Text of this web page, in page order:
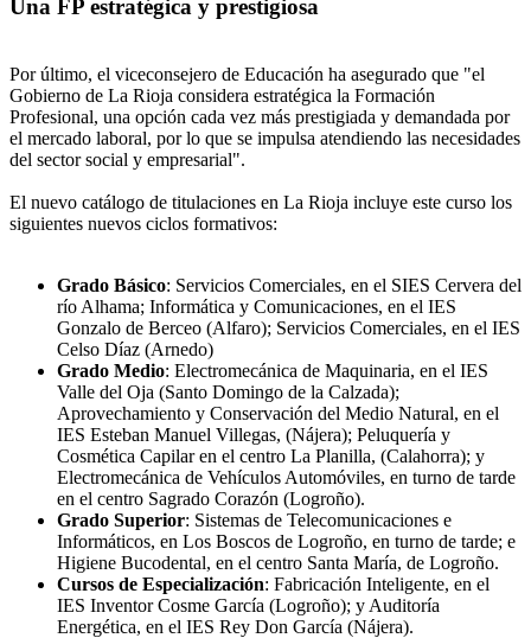
Una FP estratégica y prestigiosa
Por último, el viceconsejero de Educación ha asegurado que "el
Gobierno de La Rioja considera estratégica la Formación
Profesional, una opción cada vez más prestigiada y demandada por
el mercado laboral, por lo que se impulsa atendiendo las necesidades
del sector social y empresarial".
El nuevo catálogo de titulaciones en La Rioja incluye este curso los
siguientes nuevos ciclos formativos:
Grado Básico: Servicios Comerciales, en el SIES Cervera del
río Alhama; Informática y Comunicaciones, en el IES
Gonzalo de Berceo (Alfaro); Servicios Comerciales, en el IES
Celso Díaz (Arnedo)
Grado Medio: Electromecánica de Maquinaria, en el IES
Valle del Oja (Santo Domingo de la Calzada);
Aprovechamiento y Conservación del Medio Natural, en el
IES Esteban Manuel Villegas, (Nájera); Peluquería y
Cosmética Capilar en el centro La Planilla, (Calahorra); y
Electromecánica de Vehículos Automóviles, en turno de tarde
en el centro Sagrado Corazón (Logroño).
Grado Superior: Sistemas de Telecomunicaciones e
Informáticos, en Los Boscos de Logroño, en turno de tarde; e
Higiene Bucodental, en el centro Santa María, de Logroño.
Cursos de Especialización: Fabricación Inteligente, en el
IES Inventor Cosme García (Logroño); y Auditoría
Energética, en el IES Rey Don García (Nájera).